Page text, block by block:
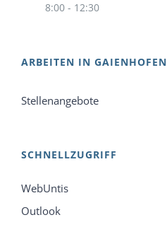
8:00 - 12:30
ARBEITEN IN GAIENHOFEN
Stellenangebote
SCHNELLZUGRIFF
WebUntis
Outlook